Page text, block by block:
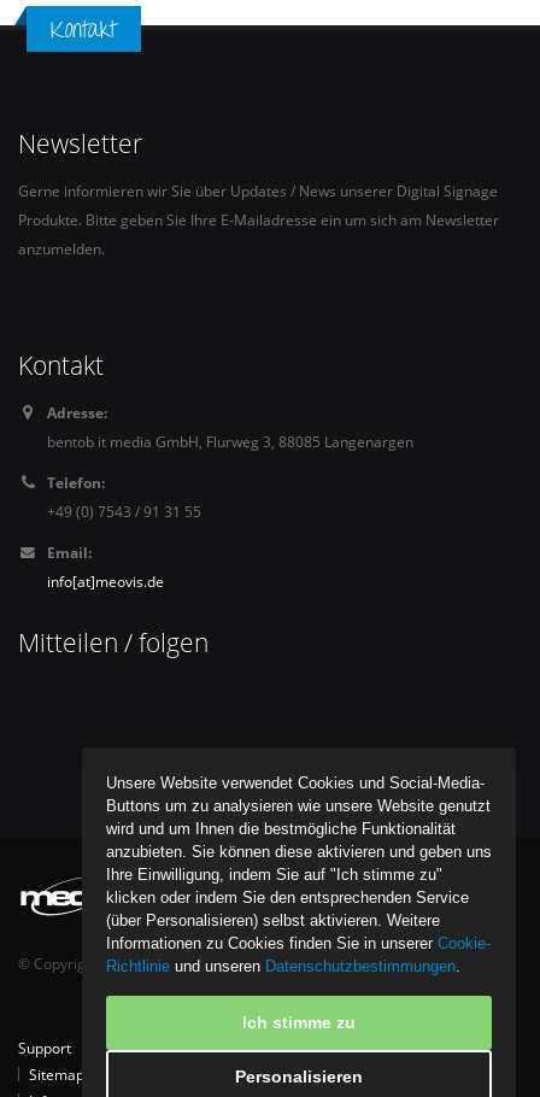
Kontakt
Newsletter
Gerne informieren wir Sie über Updates / News unserer Digital Signage
Produkte. Bitte geben Sie Ihre E-Mailadresse ein um sich am Newsletter
anzumelden.
Kontakt
Adresse:
bentob it media GmbH, Flurweg 3, 88085 Langenargen
Telefon:
+49 (0) 7543 / 91 31 55
Email:
info[at]meovis.de
Mitteilen / folgen
© Copyright bentob it media GmbH - All Rights Reserved.
Support Tipps Kontakt Partner Download
Referenzen
Sitemap
Cookie-Richtlinie
Unsere Website verwendet Cookies und Social-Media-
Buttons um zu analysieren wie unsere Website genutzt
wird und um Ihnen die bestmögliche Funktionalität
anzubieten. Sie können diese aktivieren und geben uns
Ihre Einwilligung, indem Sie auf "Ich stimme zu"
klicken oder indem Sie den entsprechenden Service
(über Personalisieren) selbst aktivieren. Weitere
Informationen zu Cookies finden Sie in unserer Cookie-
Richtlinie und unseren Datenschutzbestimmungen.
Ich stimme zu
Personalisieren